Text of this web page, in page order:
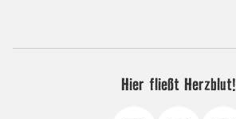
Hier fließt Herzblut!